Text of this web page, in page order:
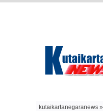
kutaikartanegaranews »